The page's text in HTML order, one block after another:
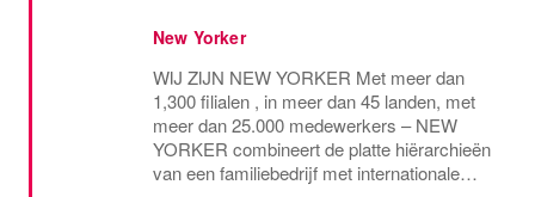
New Yorker
WIJ ZIJN NEW YORKER Met meer dan
1,300 filialen , in meer dan 45 landen, met
meer dan 25.000 medewerkers – NEW
YORKER combineert de platte hiërarchieën
van een familiebedrijf met internationale